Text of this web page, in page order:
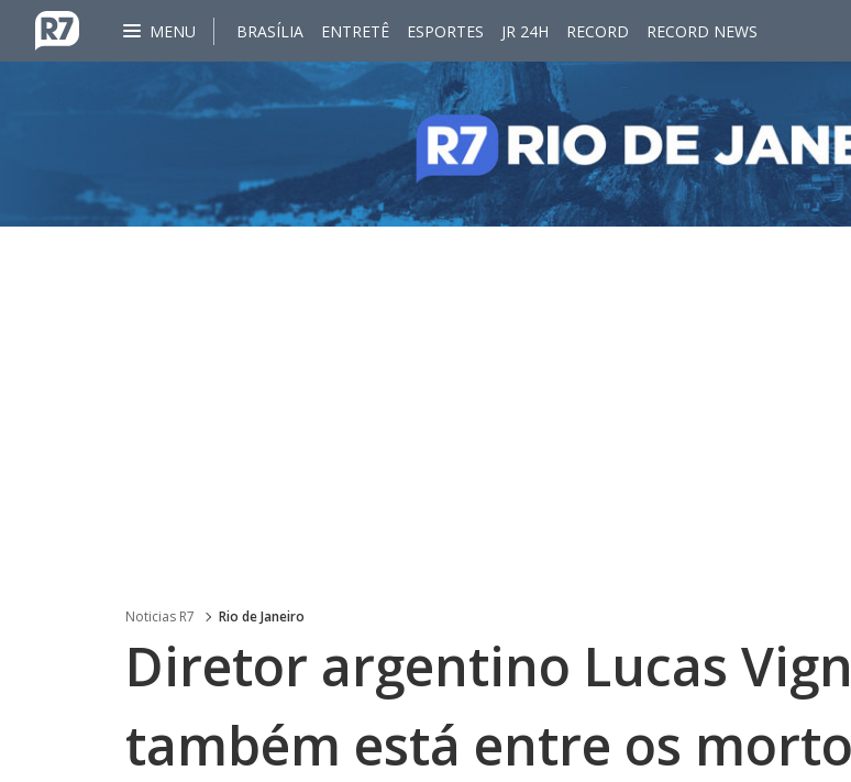
MENU BRASÍLIA ENTRETÊ ESPORTES JR 24H RECORD RECORD NEWS
Noticias R7 Rio de Janeiro
Diretor argentino Lucas
também está entre os